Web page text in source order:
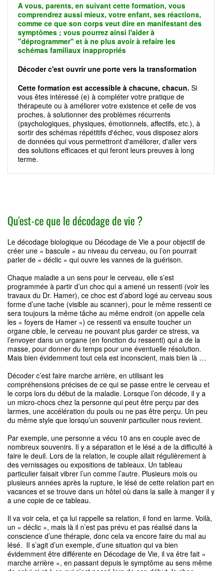
A vous, parents, en suivant cette formation, vous
comprendrez aussi mieux, votre enfant, ses réactions,
comme ce que son corps veut dire en manifestant des
symptômes ; vous pourrez ainsi l'aider à
"déprogrammer" et à ne plus avoir à refaire les
schémas familiaux inappropriés
Décoder c'est ouvrir une porte vers la transformation
Cette formation est accessible à chacune, chacun. Si
vous êtes intéressé (e) à compléter votre pratique de
thérapeute ou à améliorer votre existence et celle de vos
proches, à solutionner des problèmes récurrents
(psychologiques, physiques, émotionnels, affectifs, etc.), à
sortir des schémas répétitifs d'échec, vous disposez alors
de données qui vous permettront d'améliorer, d'aller vers
des solutions efficaces et qui feront leurs preuves à long
terme.
Qu'est-ce que le décodage de vie ?
Le décodage biologique ou Décodage de Vie a pour objectif de
créer une « bascule » au niveau du cerveau, ou l’on pourrait
parler de « déclic » qui ouvre les vannes de la guérison.
Chaque maladie a un sens pour le cerveau, elle s’est
programmée à partir d’un choc qui a amené un ressenti (voir les
travaux du Dr. Hamer), ce choc est d’abord logé au cerveau sous
forme d’une tache (visible au scanner), pour le même ressenti ce
sera toujours la même tâche au même endroit (on appelle cela
les « foyers de Hamer ») ce ressenti va ensuite toucher un
organe cible, le cerveau ne pouvant plus garder ce stress, va
l’envoyer dans un organe (en fonction du ressenti) qui a de la
masse, pour donner du temps pour une éventuelle résolution.
Mais bien évidemment tout cela est inconscient, mais bien là …
Décoder c’est faire marche arrière, en utilisant les
compréhensions précises de ce qui se passe entre le cerveau et
le corps lors du début de la maladie. Lorsque l’on décode, il y a
un micro-chocs chez la personne qui peut être perçu par des
larmes, une accélération du pouls ou ne pas être perçu. Un peu
du même style que lorsqu’un souvenir particulier nous revient.
Par exemple, une personne a vécu 10 ans en couple avec de
nombreux souvenirs. Il y a séparation et le lésé a de la difficulté à
faire le deuil. Lors de la relation, le couple allait régulièrement à
des vernissages ou expositions de tableaux. Un tableau
particulier faisait vibrer l’un comme l’autre. Plusieurs mois ou
plusieurs années après la rupture, le lésé de cette relation part en
vacances et se trouve dans un hôtel où dans la salle à manger il y
a une copie de ce tableau.
Il va voir cela, et ça lui rappelle sa relation, il fond en larme. Voilà,
un « déclic », mais là il n’est pas prévu et pas réalisé dans la
conscience d’une thérapie, donc cela va encore faire du mal au
lésé. Il s’agit d’un exemple, d’une situation qui va bien
évidemment être différente en Décodage de Vie, il va être fait «
marche arrière », en passant depuis le symptôme au sens même